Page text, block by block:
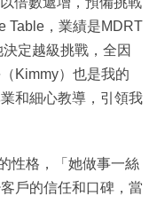
Table，業績是MDRT
定越級挑戰，全因
Kimmy）也是我的
和細心教導，引領我
性格，「她做事一絲
戶的信任和口碑，當